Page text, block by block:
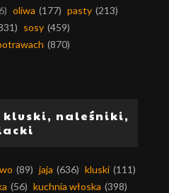
oliwa (177) pasty (213)
sosy (459)
(870)
naleśniki,
(89) jaja (636) kluski (111)
(56) kuchnia włoska (398)